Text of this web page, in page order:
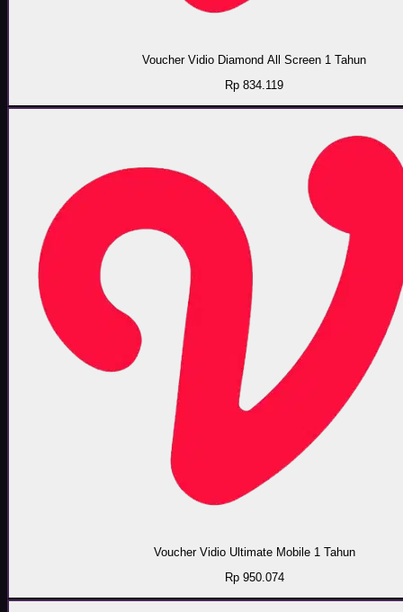
Voucher Vidio Diamond All Screen 1 Tahun
Rp 834.119
Voucher Vidio Ultimate Mobile 1 Tahun
Rp 950.074